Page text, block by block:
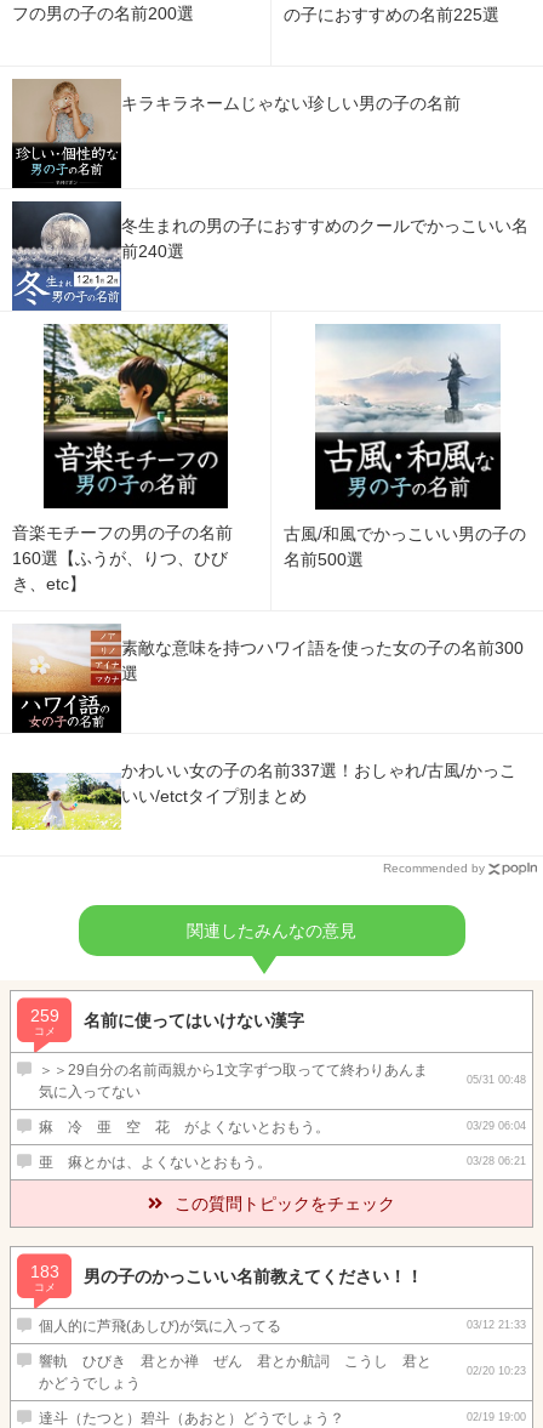
フの男の子の名前200選
の子におすすめの名前225選
キラキラネームじゃない珍しい男の子の名前
冬生まれの男の子におすすめのクールでかっこいい名
前240選
音楽モチーフの男の子の名前
160選【ふうが、りつ、ひび
き、etc】
古風/和風でかっこいい男の子の
名前500選
素敵な意味を持つハワイ語を使った女の子の名前300
選
かわいい女の子の名前337選！おしゃれ/古風/かっこ
いい/etctタイプ別まとめ
Recommended by
関連したみんなの意見
259
コメ
名前に使ってはいけない漢字
＞＞29自分の名前両親から1文字ずつ取ってて終わりあんま
気に入ってない
05/31 00:48
痳 冷 亜 空 花 がよくないとおもう。 03/29 06:04
亜 痳とかは、よくないとおもう。 03/28 06:21
この質問トピックをチェック
183
コメ
男の子のかっこいい名前教えてください！！
個人的に芦飛(あしび)が気に入ってる 03/12 21:33
響軌 ひびき 君とか禅 ぜん 君とか航詞 こうし 君と
かどうでしょう
02/20 10:23
達斗（たつと）碧斗（あおと）どうでしょう？ 02/19 19:00